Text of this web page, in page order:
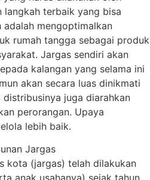
langkah terbaik yang bisa
adalah mengoptimalkan
rumah tangga sebagai produk
Jargas sendiri akan
kalangan yang selama ini
akan secara luas dinikmati
distribusinya juga diarahkan
perorangan. Upaya
lebih baik.
Jargas
kota (jargas) telah dilakukan